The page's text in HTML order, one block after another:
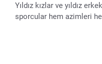
Yıldız kızlar ve yıldız
sporcular hem azimleri